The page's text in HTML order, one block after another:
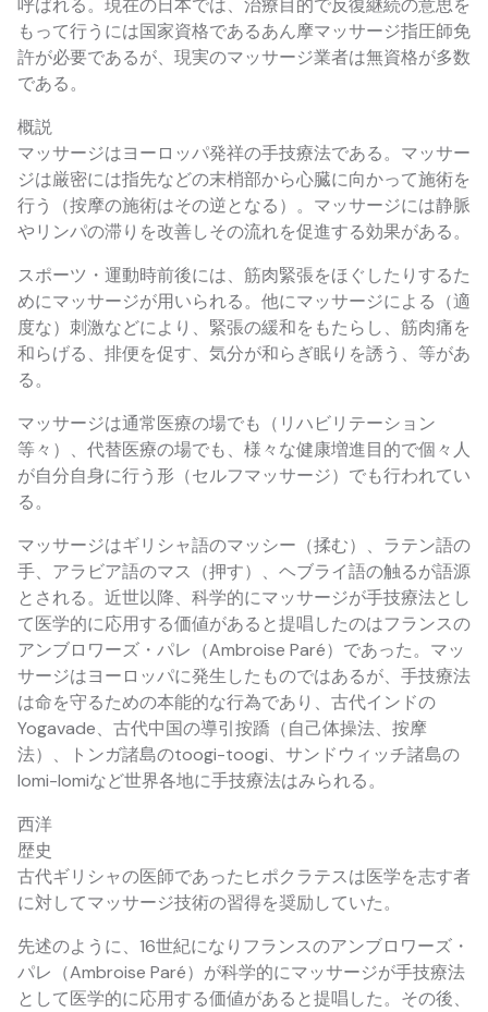
呼ばれる。現在の日本では、治療目的で反復継続の意思を
もって行うには国家資格であるあん摩マッサージ指圧師免
許が必要であるが、現実のマッサージ業者は無資格が多数
である。
概説
マッサージはヨーロッパ発祥の手技療法である。マッサー
ジは厳密には指先などの末梢部から心臓に向かって施術を
行う（按摩の施術はその逆となる）。マッサージには静脈
やリンパの滞りを改善しその流れを促進する効果がある。
スポーツ・運動時前後には、筋肉緊張をほぐしたりするた
めにマッサージが用いられる。他にマッサージによる（適
度な）刺激などにより、緊張の緩和をもたらし、筋肉痛を
和らげる、排便を促す、気分が和らぎ眠りを誘う、等があ
る。
マッサージは通常医療の場でも（リハビリテーション
等々）、代替医療の場でも、様々な健康増進目的で個々人
が自分自身に行う形（セルフマッサージ）でも行われてい
る。
マッサージはギリシャ語のマッシー（揉む）、ラテン語の
手、アラビア語のマス（押す）、ヘブライ語の触るが語源
とされる。近世以降、科学的にマッサージが手技療法とし
て医学的に応用する価値があると提唱したのはフランスの
アンブロワーズ・パレ（Ambroise Paré）であった。マッ
サージはヨーロッパに発生したものではあるが、手技療法
は命を守るための本能的な行為であり、古代インドの
Yogavade、古代中国の導引按蹻（自己体操法、按摩
法）、トンガ諸島のtoogi-toogi、サンドウィッチ諸島の
lomi-lomiなど世界各地に手技療法はみられる。
西洋
歴史
古代ギリシャの医師であったヒポクラテスは医学を志す者
に対してマッサージ技術の習得を奨励していた。
先述のように、16世紀になりフランスのアンブロワーズ・
パレ（Ambroise Paré）が科学的にマッサージが手技療法
として医学的に応用する価値があると提唱した。その後、